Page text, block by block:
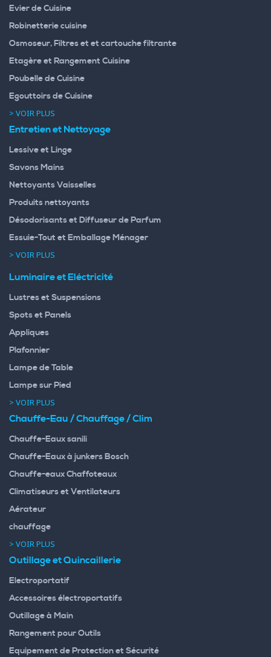
Evier de Cuisine
Robinetterie cuisine
Osmoseur, Filtres et et cartouche filtrante
Etagère et Rangement Cuisine
Poubelle de Cuisine
Egouttoirs de Cuisine
> VOIR PLUS
Entretien et Nettoyage
Lessive et Linge
Savons Mains
Nettoyants Vaisselles
Produits nettoyants
Désodorisants et Diffuseur de Parfum
Essuie-Tout et Emballage Ménager
> VOIR PLUS
Luminaire et Eléctricité
Lustres et Suspensions
Spots et Panels
Appliques
Plafonnier
Lampe de Table
Lampe sur Pied
> VOIR PLUS
Chauffe-Eau / Chauffage / Clim
Chauffe-Eaux sanili
Chauffe-Eaux à junkers Bosch
Chauffe-eaux Chaffoteaux
Climatiseurs et Ventilateurs
Aérateur
chauffage
> VOIR PLUS
Outillage et Quincaillerie
Electroportatif
Accessoires électroportatifs
Outillage à Main
Rangement pour Outils
Equipement de Protection et Sécurité